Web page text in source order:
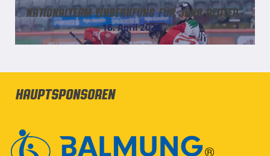
Nationalteam Einberufung für Jana Reuter
16. April 2026
Hauptsponsoren